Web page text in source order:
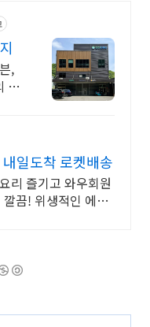
,
성
일도착 로켓배송
리 즐기고 와우회원
끔! 위생적인 에어